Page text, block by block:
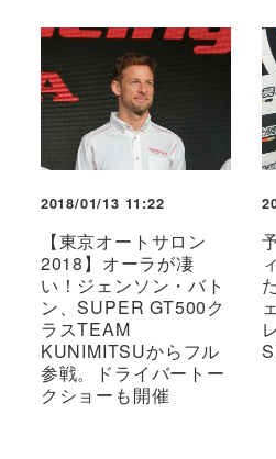
2018/01/13 11:22
【東京オートサロン
2018】オーラが凄
い！ジェンソン・バト
ン、SUPER GT500ク
ラスTEAM
KUNIMITSUからフル
参戦。ドライバートー
クショーも開催